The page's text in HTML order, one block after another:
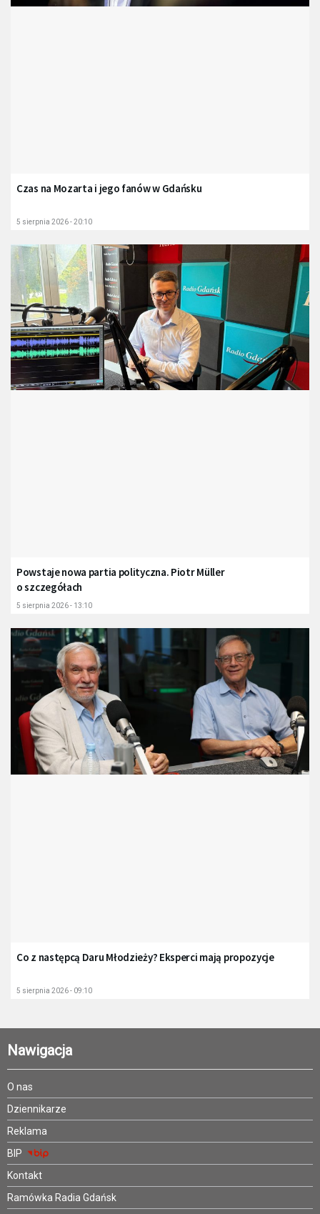
Czas na Mozarta i jego fanów w Gdańsku
5 sierpnia 2026 - 20:10
Powstaje nowa partia polityczna. Piotr Müller
o szczegółach
5 sierpnia 2026 - 13:10
Co z następcą Daru Młodzieży? Eksperci mają propozycje
5 sierpnia 2026 - 09:10
Nawigacja
O nas
Dziennikarze
Reklama
BIP
Kontakt
Ramówka Radia Gdańsk